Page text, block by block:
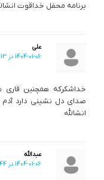
برنامه محفل خداقوت
علی
1404-01-06 در 01:13
خداشکرکه همچنین قاری
صدای دل نشینی دارد
انشالله
عبدالله
1404-01-06 در 00:44